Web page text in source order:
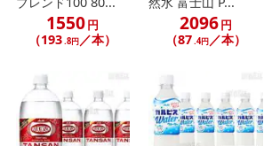
1550円
（193.8円／本）
2096円
（87.4円／本）